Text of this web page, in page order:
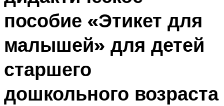
пособие «Этикет для
малышей» для детей
старшего
дошкольного возраста